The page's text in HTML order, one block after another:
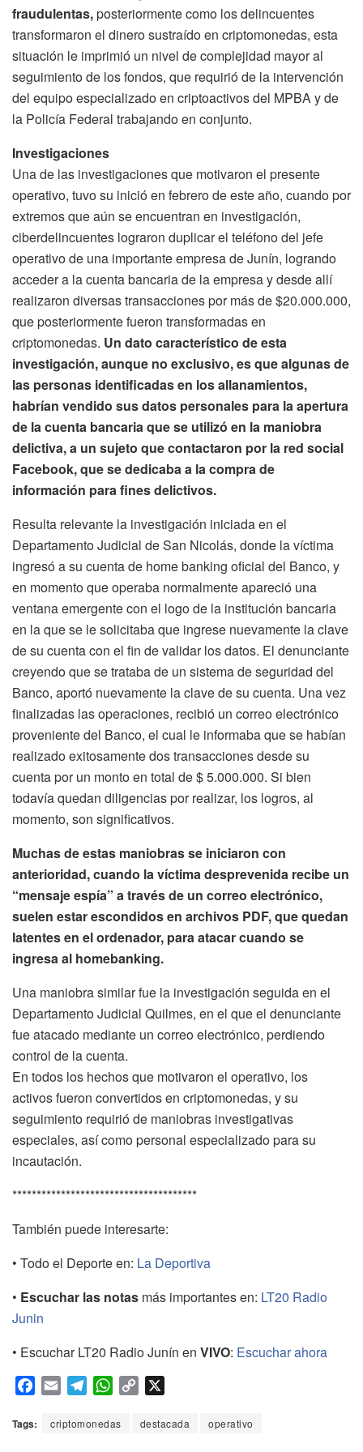
fraudulentas,posteriormente como los delincuentes
transformaron el dinero sustraído en criptomonedas, esta
situación le imprimió un nivel de complejidad mayor al
seguimiento de los fondos, que requirió de la intervención
del equipo especializado en criptoactivos del MPBA y de
la Policía Federal trabajando en conjunto.
Investigaciones
Una de las investigaciones que motivaron el presente
operativo, tuvo su inició en febrero de este año, cuando por
extremos que aún se encuentran en investigación,
ciberdelincuentes lograron duplicar el teléfono del jefe
operativo de una importante empresa de Junín, logrando
acceder a la cuenta bancaria de la empresa y desde allí
realizaron diversas transacciones por más de $20.000.000,
que posteriormente fueron transformadas en
criptomonedas. Un dato característico de esta
investigación, aunque no exclusivo, es que algunas de
las personas identificadas en los allanamientos,
habrían vendido sus datos personales para la apertura
de la cuenta bancaria que se utilizó en la maniobra
delictiva, a un sujeto que contactaron por la red social
Facebook, que se dedicaba a la compra de
información para fines delictivos.
Resulta relevante la investigación iniciada en el
Departamento Judicial de San Nicolás, donde la víctima
ingresó a su cuenta de home banking oficial del Banco, y
en momento que operaba normalmente apareció una
ventana emergente con el logo de la institución bancaria
en la que se le solicitaba que ingrese nuevamente la clave
de su cuenta con el fin de validar los datos. El denunciante
creyendo que se trataba de un sistema de seguridad del
Banco, aportó nuevamente la clave de su cuenta. Una vez
finalizadas las operaciones, recibió un correo electrónico
proveniente del Banco, el cual le informaba que se habían
realizado exitosamente dos transacciones desde su
cuenta por un monto en total de $ 5.000.000. Si bien
todavía quedan diligencias por realizar, los logros, al
momento, son significativos.
Muchas de estas maniobras se iniciaron con
anterioridad, cuando la víctima desprevenida recibe un
“mensaje espía” a través de un correo electrónico,
suelen estar escondidos en archivos PDF, que quedan
latentes en el ordenador, para atacar cuando se
ingresa al homebanking.
Una maniobra similar fue la investigación seguida en el
Departamento Judicial Quilmes, en el que el denunciante
fue atacado mediante un correo electrónico, perdiendo
control de la cuenta.
En todos los hechos que motivaron el operativo, los
activos fueron convertidos en criptomonedas, y su
seguimiento requirió de maniobras investigativas
especiales, así como personal especializado para su
incautación.
**************************************
También puede interesarte:
• Todo el Deporte en: La Deportiva
• Escuchar las notas más importantes en: LT20 Radio
Junin
• Escuchar LT20 Radio Junín en VIVO: Escuchar ahora
c
a
l
W
a
p
Tags: criptomonedas destacada operativo